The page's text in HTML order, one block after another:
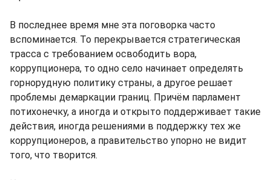
В последнее время мне эта поговорка часто
вспоминается. То перекрывается стратегическая
трасса с требованием освободить вора,
коррупционера, то одно село начинает определять
горнорудную политику страны, а другое решает
проблемы демаркации границ. Причём парламент
потихонечку, а иногда и открыто поддерживает такие
действия, иногда решениями в поддержку тех же
коррупционеров, а правительство упорно не видит
того, что творится.